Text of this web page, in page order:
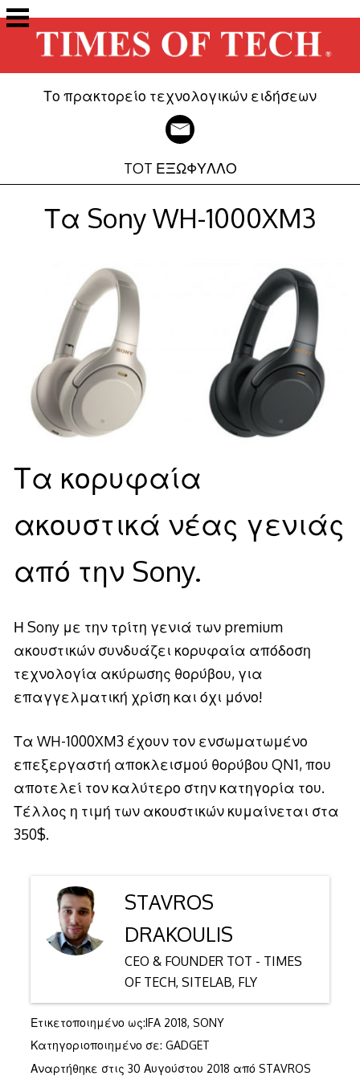
Μετάβαση
στο
περιεχόμενο
Το πρακτορείο τεχνολογικών ειδήσεων
TOT ΕΞΩΦΥΛΛΟ
Τα Sony WH-1000XM3
Τα κορυφαία
ακουστικά νέας γενιάς
από την Sony.
Η Sony με την τρίτη γενιά των premium
ακουστικών συνδυάζει κορυφαία απόδοση
τεχνολογία ακύρωσης θορύβου, για
επαγγελματική χρίση και όχι μόνο!
Τα WH-1000XM3 έχουν τον ενσωματωμένο
επεξεργαστή αποκλεισμού θορύβου QN1, που
αποτελεί τον καλύτερο στην κατηγορία του.
Τέλλος η τιμή των ακουστικών κυμαίνεται στα
350$.
STAVROS
DRAKOULIS
CEO & FOUNDER TOT - TIMES
OF TECH, SITELAB, FLY
Ετικετοποιημένο ως:IFA 2018, SONY
Κατηγοριοποιημένο σε: GADGET
Αναρτήθηκε στις 30 Αυγούστου 2018 από STAVROS